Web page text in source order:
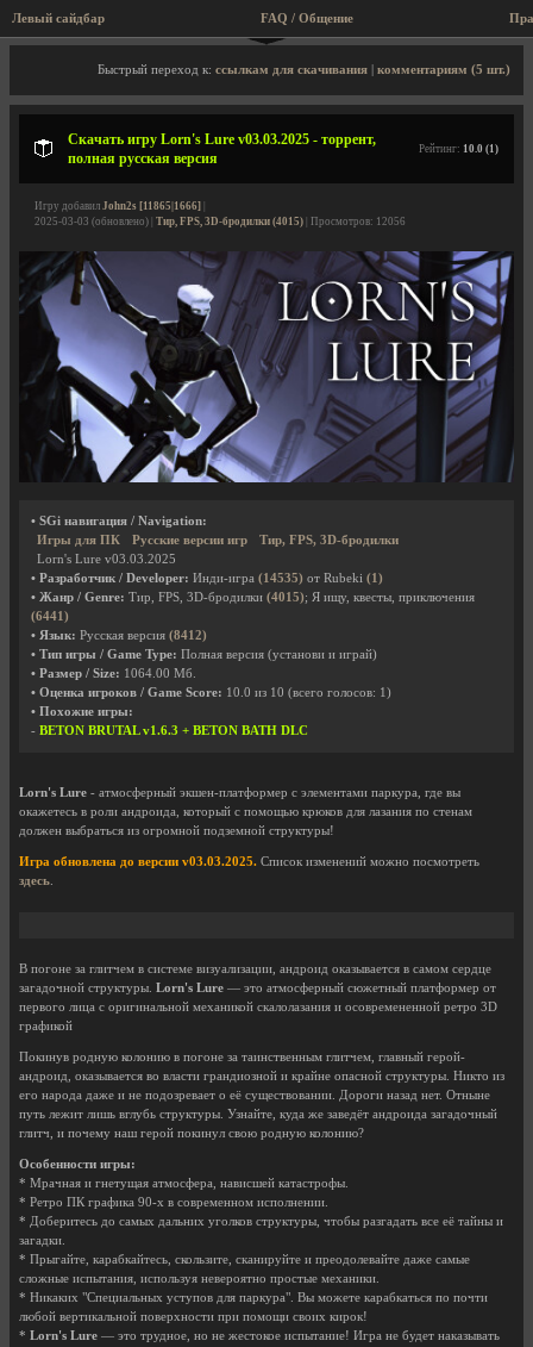
Левый сайдбар FAQ / Общение
Описание игры, торрент, скриншоты, видео
Быстрый переход к: ссылкам для скачивания комментариям (5 шт.)
Скачать игру Lorn's Lure v03.03.2025 - торрент,
полная русская версия
Рейтинг: 10.0 (1)
Игру добавил John2s [11865|1666]
2025-03-03 (обновлено) | Тир, FPS, 3D-бродилки (4015) | Просмотров: 12056
• SGi навигация / Navigation:
Игры для ПК
Русские версии игр
Тир, FPS, 3D-бродилки
Lorn's Lure v03.03.2025
• Разработчик / Developer: Инди-игра (14535) от Rubeki (1)
• Жанр / Genre: Тир, FPS, 3D-бродилки (4015); Я ищу, квесты, приключения
(6441)
• Язык: Русская версия (8412)
• Тип игры / Game Type: Полная версия (установи и играй)
• Размер / Size: 1064.00 Мб.
• Оценка игроков / Game Score: 10.0 из 10 (всего голосов: 1)
• Похожие игры:
- BETON BRUTAL v1.6.3 + BETON BATH DLC
Lorn's Lure - атмосферный экшен-платформер с элементами паркура, где вы
окажетесь в роли андроида, который с помощью крюков для лазания по стенам
должен выбраться из огромной подземной структуры!
Игра обновлена до версии v03.03.2025. Список изменений можно посмотреть
здесь.
В погоне за глитчем в системе визуализации, андроид оказывается в самом сердце
загадочной структуры. Lorn's Lure — это атмосферный сюжетный платформер от
первого лица с оригинальной механикой скалолазания и осовремененной ретро 3D
графикой
Покинув родную колонию в погоне за таинственным глитчем, главный герой-
андроид, оказывается во власти грандиозной и крайне опасной структуры. Никто из
его народа даже и не подозревает о её существовании. Дороги назад нет. Отныне
путь лежит лишь вглубь структуры. Узнайте, куда же заведёт андроида загадочный
глитч, и почему наш герой покинул свою родную колонию?
Особенности игры:
* Мрачная и гнетущая атмосфера, нависшей катастрофы.
* Ретро ПК графика 90-х в современном исполнении.
* Доберитесь до самых дальних уголков структуры, чтобы разгадать все её тайны и
загадки.
* Прыгайте, карабкайтесь, скользите, сканируйте и преодолевайте даже самые
сложные испытания, используя невероятно простые механики.
* Никаких "Специальных уступов для паркура". Вы можете карабкаться по почти
любой вертикальной поверхности при помощи своих кирок!
* Lorn's Lure — это трудное, но не жестокое испытание! Игра не будет наказывать